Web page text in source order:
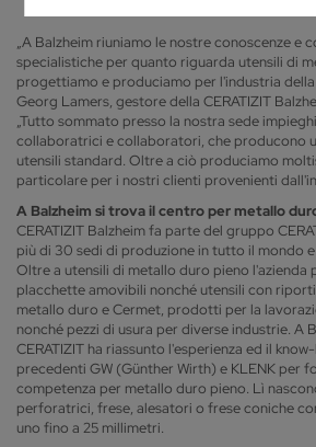
„A Balzheim riuniamo le nostre conoscenze e
specialistiche per quanto riguarda utensili di
progettiamo e produciamo per l'industria della
Georg Lamers, gestore della CERATIZIT
„Tutto sommato presso la nostra sede
collaboratrici e collaboratori, che producono
utensili standard. Oltre a ciò produciamo
particolare per i nostri clienti provenienti
A Balzheim si trova il centro per metallo
CERATIZIT Balzheim fa parte del gruppo
più di 30 sedi di produzione in tutto il mondo
Oltre a utensili di metallo duro pieno l'azienda
placchette amovibili nonché utensili con riporti
metallo duro e Cermet, prodotti per la
nonché pezzi di usura per diverse industrie. A
CERATIZIT ha riassunto l'esperienza ed il
precedenti GW (Günther Wirth) e KLENK per
competenza per metallo duro pieno. Lì
perforatrici, frese, alesatori o frese coniche
uno fino a 25 millimetri.